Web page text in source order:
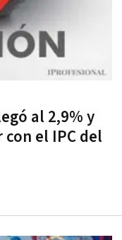
al 2,9% y
el IPC del